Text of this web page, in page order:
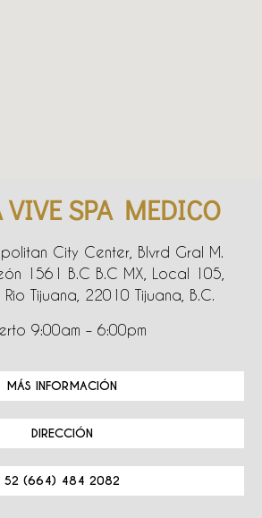
SPA MEDICO
City Center, Blvrd Gral M.
1561 B.C B.C MX, Local 105,
Tijuana, 22010 Tijuana, B.C.
9:00am – 6:00pm
MÁS INFORMACIÓN
DIRECCIÓN
52 (664) 484 2082